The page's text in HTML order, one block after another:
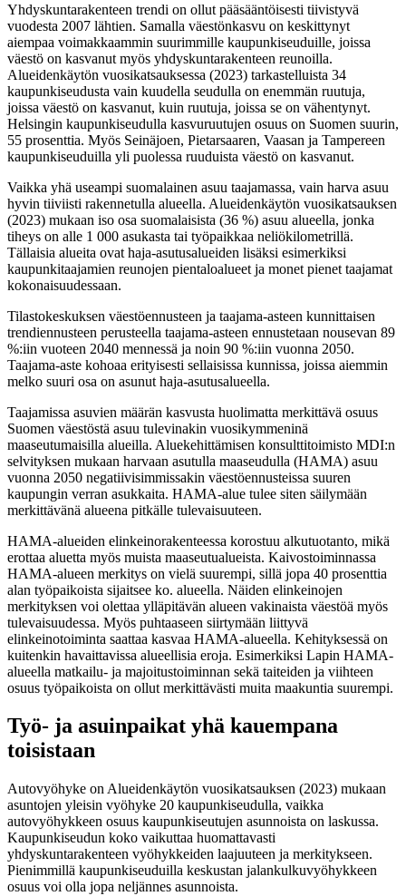
Yhdyskuntarakenteen trendi on ollut pääsääntöisesti tiivistyvä
vuodesta 2007 lähtien. Samalla väestönkasvu on keskittynyt
aiempaa voimakkaammin suurimmille kaupunkiseuduille, joissa
väestö on kasvanut myös yhdyskuntarakenteen reunoilla.
Alueidenkäytön vuosikatsauksessa (2023) tarkastelluista 34
kaupunkiseudusta vain kuudella seudulla on enemmän ruutuja,
joissa väestö on kasvanut, kuin ruutuja, joissa se on vähentynyt.
Helsingin kaupunkiseudulla kasvuruutujen osuus on Suomen suurin,
55 prosenttia. Myös Seinäjoen, Pietarsaaren, Vaasan ja Tampereen
kaupunkiseuduilla yli puolessa ruuduista väestö on kasvanut.
Vaikka yhä useampi suomalainen asuu taajamassa, vain harva asuu
hyvin tiiviisti rakennetulla alueella. Alueidenkäytön vuosikatsauksen
(2023) mukaan iso osa suomalaisista (36 %) asuu alueella, jonka
tiheys on alle 1 000 asukasta tai työpaikkaa neliökilometrillä.
Tällaisia alueita ovat haja-asutusalueiden lisäksi esimerkiksi
kaupunkitaajamien reunojen pientaloalueet ja monet pienet taajamat
kokonaisuudessaan.
Tilastokeskuksen väestöennusteen ja taajama-asteen kunnittaisen
trendiennusteen perusteella taajama-asteen ennustetaan nousevan 89
%:iin vuoteen 2040 mennessä ja noin 90 %:iin vuonna 2050.
Taajama-aste kohoaa erityisesti sellaisissa kunnissa, joissa aiemmin
melko suuri osa on asunut haja-asutusalueella.
Taajamissa asuvien määrän kasvusta huolimatta merkittävä osuus
Suomen väestöstä asuu tulevinakin vuosikymmeninä
maaseutumaisilla alueilla. Aluekehittämisen konsulttitoimisto MDI:n
selvityksen mukaan harvaan asutulla maaseudulla (HAMA) asuu
vuonna 2050 negatiivisimmissakin väestöennusteissa suuren
kaupungin verran asukkaita. HAMA-alue tulee siten säilymään
merkittävänä alueena pitkälle tulevaisuuteen.
HAMA-alueiden elinkeinorakenteessa korostuu alkutuotanto, mikä
erottaa aluetta myös muista maaseutualueista. Kaivostoiminnassa
HAMA-alueen merkitys on vielä suurempi, sillä jopa 40 prosenttia
alan työpaikoista sijaitsee ko. alueella. Näiden elinkeinojen
merkityksen voi olettaa ylläpitävän alueen vakinaista väestöä myös
tulevaisuudessa. Myös puhtaaseen siirtymään liittyvä
elinkeinotoiminta saattaa kasvaa HAMA-alueella. Kehityksessä on
kuitenkin havaittavissa alueellisia eroja. Esimerkiksi Lapin HAMA-
alueella matkailu- ja majoitustoiminnan sekä taiteiden ja viihteen
osuus työpaikoista on ollut merkittävästi muita maakuntia suurempi.
Työ- ja asuinpaikat yhä kauempana
toisistaan
Autovyöhyke on Alueidenkäytön vuosikatsauksen (2023) mukaan
asuntojen yleisin vyöhyke 20 kaupunkiseudulla, vaikka
autovyöhykkeen osuus kaupunkiseutujen asunnoista on laskussa.
Kaupunkiseudun koko vaikuttaa huomattavasti
yhdyskuntarakenteen vyöhykkeiden laajuuteen ja merkitykseen.
Pienimmillä kaupunkiseuduilla keskustan jalankulkuvyöhykkeen
osuus voi olla jopa neljännes asunnoista.